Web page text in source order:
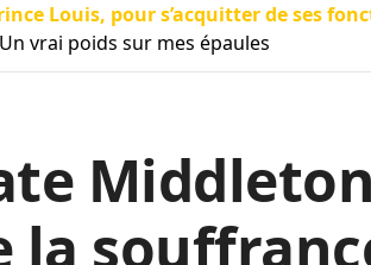
Louis, pour s’acquitter de ses
Un vrai poids sur mes épaules
la